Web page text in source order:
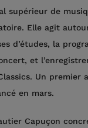
supérieur de
Elle agit
d’études, la
et
Un premier
en mars.
Capuçon